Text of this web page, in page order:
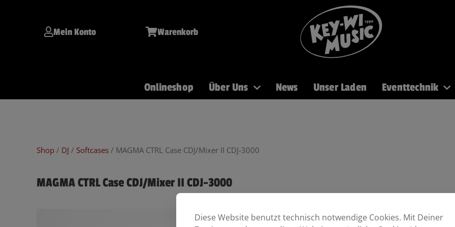
Mein Konto Warenkorb
Onlineshop Über Uns News Unser Laden Eventtechnik
Shop / DJ / Softcases / MAGMA CTRL Case CDJ/Mixer II CDJ-3000
MAGMA CTRL Case CDJ/Mixer II CDJ-3000
Diese Website benutzt technisch notwendige Cookies. Mit Deiner